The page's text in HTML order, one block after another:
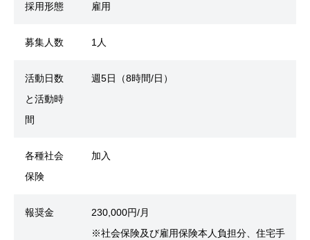
採用形態 雇用
募集人数 1人
活動日数
と活動時
間
週5日（8時間/日）
各種社会
保険
加入
報奨金
230,000円/月
※社会保険及び雇用保険本人負担分、住宅手